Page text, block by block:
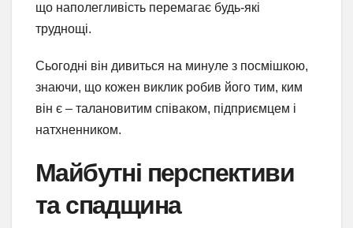
що наполегливість перемагає будь-які
труднощі.
Сьогодні він дивиться на минуле з посмішкою,
знаючи, що кожен виклик робив його тим, ким
він є – талановитим співаком, підприємцем і
натхненником.
Майбутні перспективи
та спадщина